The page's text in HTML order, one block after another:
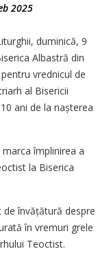
2025
duminică, 9
Albastră din
vrednicul de
al Bisericii
ani de la nașterea
împlinirea a
la Biserica
învățătură despre
în vremuri grele
Teoctist.